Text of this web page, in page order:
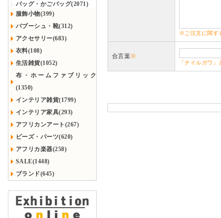
バッグ・かごバッグ(2071)
服飾小物(399)
バブーシュ・靴(312)
アクセサリー(683)
衣料(108)
生活雑貨(1052)
布・ホームファブリック
(1350)
インテリア雑貨(1799)
インテリア家具(293)
アフリカンアート(267)
ビーズ・パーツ(620)
アフリカ楽器(258)
SALE(1448)
ブランド(645)
※ご注文に関す
合言葉※
「ナイルガワ